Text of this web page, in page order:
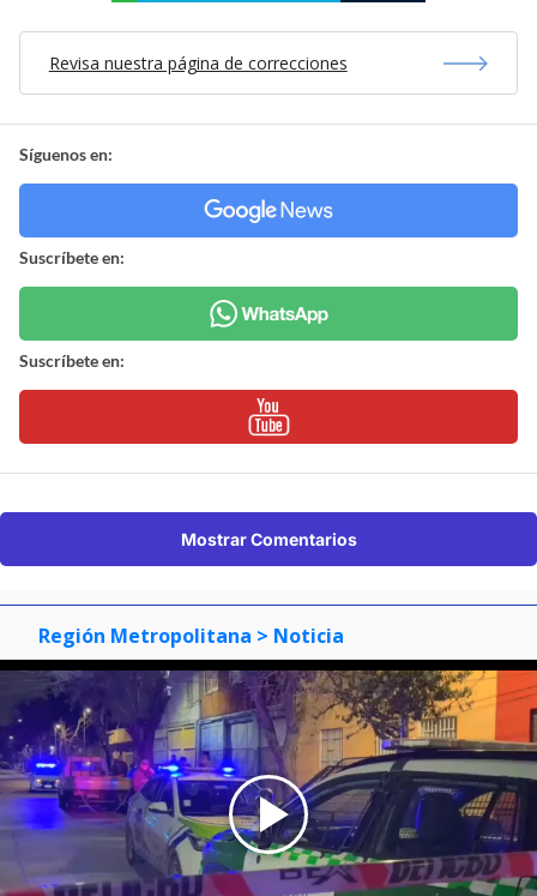
Revisa nuestra página de correcciones
Síguenos en:
Suscríbete en:
Suscríbete en:
Mostrar Comentarios
Región Metropolitana > Noticia